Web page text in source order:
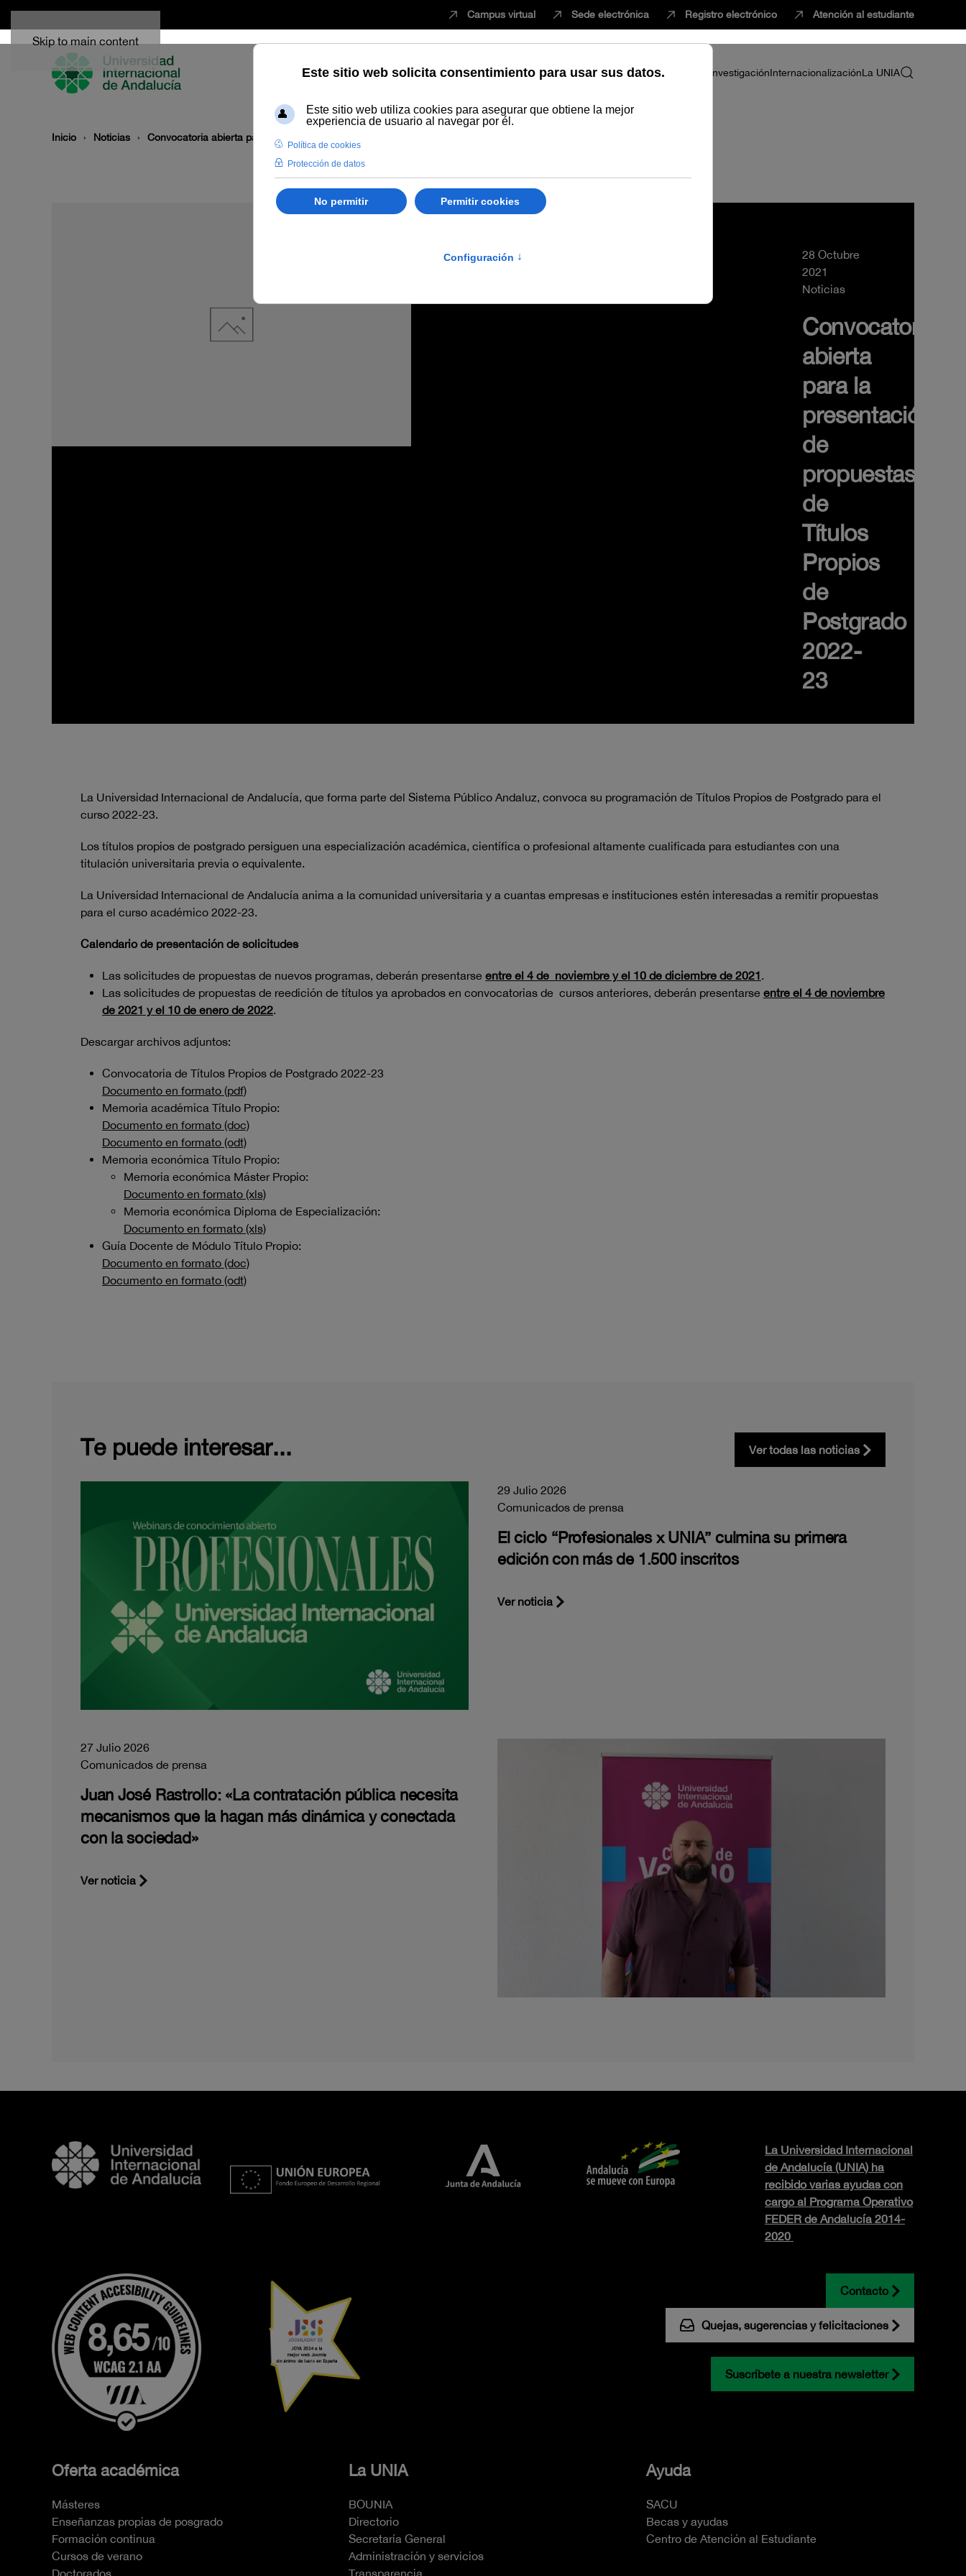
Skip to main content
Campus virtual Sede electrónica Registro electrónico Atención al estudiante
EstudiarInnovaciónVida universitariaProfesorado InvestigaciónInternacionalizaciónLa UNIA
Inicio Noticias Convocatoria abierta para la presentación de propuestas de Títulos Propios de Postgrado 2022-23
28 Octubre
2021
Noticias
Convocatoria
abierta
para la
presentación
de
propuestas
de
Títulos
Propios
de
Postgrado
2022-
23
La Universidad Internacional de Andalucía, que forma parte del Sistema Público Andaluz, convoca su programación de Títulos Propios de Postgrado para el
curso 2022-23.
Los títulos propios de postgrado persiguen una especialización académica, científica o profesional altamente cualificada para estudiantes con una
titulación universitaria previa o equivalente.
La Universidad Internacional de Andalucía anima a la comunidad universitaria y a cuantas empresas e instituciones estén interesadas a remitir propuestas
para el curso académico 2022-23.
Calendario de presentación de solicitudes
Las solicitudes de propuestas de nuevos programas, deberán presentarse entre el 4 de noviembre y el 10 de diciembre de 2021.
Las solicitudes de propuestas de reedición de títulos ya aprobados en convocatorias de cursos anteriores, deberán presentarse entre el 4 de noviembre
de 2021 y el 10 de enerode 2022.
Descargar archivos adjuntos:
Convocatoria de Títulos Propios de Postgrado 2022-23
Documento en formato (pdf)
Memoria académica Título Propio:
Documento en formato (doc)
Documento en formato (odt)
Memoria económica Título Propio:
Memoria económica Máster Propio:
Documento en formato (xls)
Memoria económica Diploma de Especialización:
Documento en formato (xls)
Guía Docente de Módulo Título Propio:
Documento en formato (doc)
Documento en formato (odt)
Te puede interesar... Ver todas las noticias
29 Julio 2026
Comunicados de prensa
El ciclo “Profesionales x UNIA” culmina su primera
edición con más de 1.500 inscritos
Ver noticia
27 Julio 2026
Comunicados de prensa
Juan José Rastrollo: «La contratación pública necesita
mecanismos que la hagan más dinámica y conectada
con la sociedad»
Ver noticia
La Universidad Internacional
de Andalucía (UNIA) ha
recibido varias ayudas con
cargo al Programa Operativo
FEDER de Andalucía 2014-
2020
Contacto
Quejas, sugerencias y felicitaciones
Suscríbete a nuestra newsletter
Oferta académica
Másteres
Enseñanzas propias de posgrado
Formación continua
Cursos de verano
Doctorados
La UNIA
BOUNIA
Directorio
Secretaría General
Administración y servicios
Transparencia
Ayuda
SACU
Becas y ayudas
Centro de Atención al Estudiante